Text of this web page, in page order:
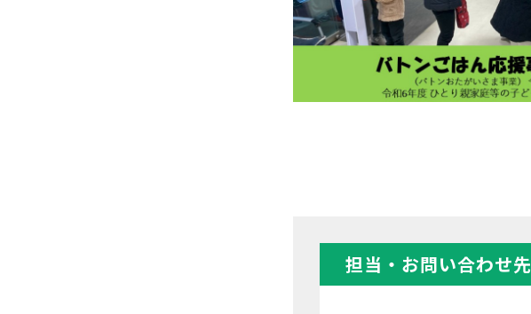
担当・お問い合わせ先